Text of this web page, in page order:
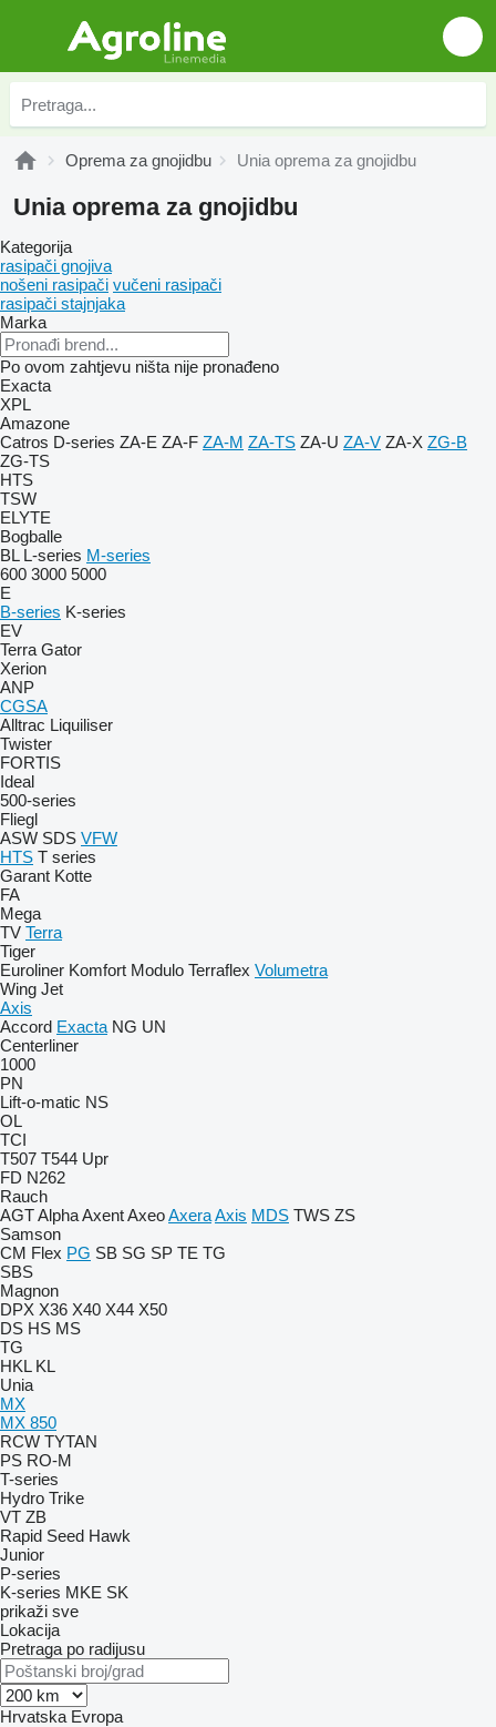
Oprema za gnojidbu Unia oprema za gnojidbu
Unia oprema za gnojidbu
Kategorija
rasipači gnojiva
nošeni rasipači vučeni rasipači
rasipači stajnjaka
Marka
Po ovom zahtjevu ništa nije pronađeno
Exacta
XPL
Amazone
Catros D-series ZA-E ZA-F ZA-M ZA-TS ZA-U ZA-V ZA-X ZG-B
ZG-TS
HTS
TSW
ELYTE
Bogballe
BL L-series M-series
600 3000 5000
E
B-series K-series
EV
Terra Gator
Xerion
ANP
CGSA
Alltrac Liquiliser
Twister
FORTIS
Ideal
500-series
Fliegl
ASW SDS VFW
HTS T series
Garant Kotte
FA
Mega
TV Terra
Tiger
Euroliner Komfort Modulo Terraflex Volumetra
Wing Jet
Axis
Accord Exacta NG UN
Centerliner
1000
PN
Lift-o-matic NS
OL
TCI
T507 T544 Upr
FD N262
Rauch
AGTAlphaAxentAxeoAxeraAxis MDS TWS ZS
Samson
CM Flex PG SB SG SP TE TG
SBS
Magnon
DPX X36 X40 X44 X50
DS HS MS
TG
HKL KL
Unia
MX
MX 850
RCW TYTAN
PS RO-M
T-series
Hydro Trike
VT ZB
Rapid Seed Hawk
Junior
P-series
K-series MKE SK
prikaži sve
Lokacija
Pretraga po radijusu
Hrvatska Evropa